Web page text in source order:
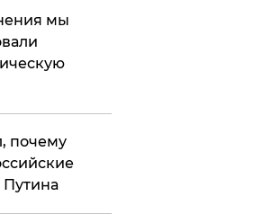
мы
почему
Путина